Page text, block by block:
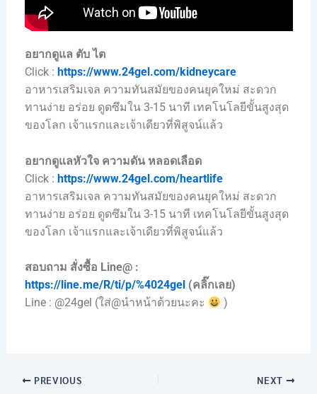
อยากดูแล ตับ ไต
Click : https://www.24gel.com/kidneycare
อาหารเสริมเจล ความทันสมัยของคนยุคใหม่ สะดวก
ทานง่าย อร่อย ดูดซึมใน 3-15 นาที เทคโนโลยีขั้นสูงสุด
ของโลก เจ้าแรกและเจ้าเดียวที่พิสูจน์แล้ว
อยากดูแลหัวใจ ความดัน หลอดเลือด
Click : https://www.24gel.com/heartlife
อาหารเสริมเจล ความทันสมัยของคนยุคใหม่ สะดวก
ทานง่าย อร่อย ดูดซึมใน 3-15 นาที เทคโนโลยีขั้นสูงสุด
ของโลก เจ้าแรกและเจ้าเดียวที่พิสูจน์แล้ว
สอบถาม สั่งซื้อ Line@ :
https://line.me/R/ti/p/%4024gel (คลิ๊กเลย)
Line : @24gel (ใส่@นำหน้าด้วยนะคะ
)
PREVIOUS NEXT